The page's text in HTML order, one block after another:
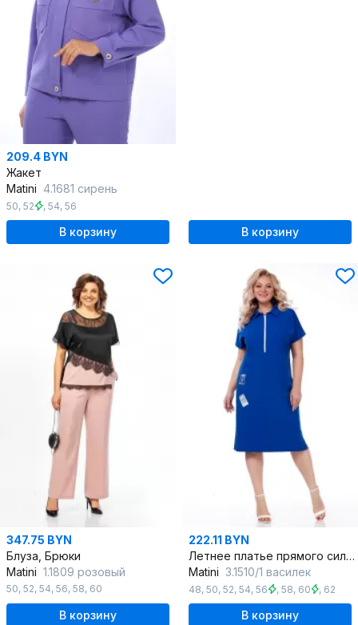
209.4 BYN
Жакет
Matini 4.1681 сирень
50, 52 , 54, 56
В корзину В корзину
347.75 BYN
Блуза, Брюки
Matini 1.1809 розовый
50, 52, 54, 56, 58, 60
В корзину
222.11 BYN
Летнее платье прямого силуэта с карманами и разрезами
Matini 3.1510/1 василек
48, 50, 52, 54, 56 , 58, 60 , 62
В корзину